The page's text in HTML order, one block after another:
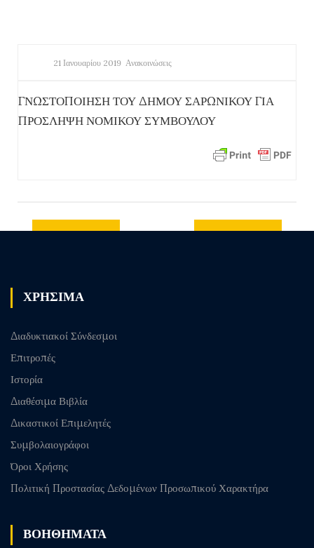
21 Ιανουαρίου 2019 Ανακοινώσεις
ΓΝΩΣΤΟΠΟΙΗΣΗ ΤΟΥ ΔΗΜΟΥ ΣΑΡΩΝΙΚΟΥ ΓΙΑ
ΠΡΟΣΛΗΨΗ ΝΟΜΙΚΟΥ ΣΥΜΒΟΥΛΟΥ
ΧΡΗΣΙΜΑ
Διαδυκτιακοί Σύνδεσμοι
Επιτροπές
Ιστορία
Διαθέσιμα Βιβλία
Δικαστικοί Επιμελητές
Συμβολαιογράφοι
Όροι Χρήσης
Πολιτική Προστασίας Δεδομένων Προσωπικού Χαρακτήρα
ΒΟΗΘΗΜΑΤΑ